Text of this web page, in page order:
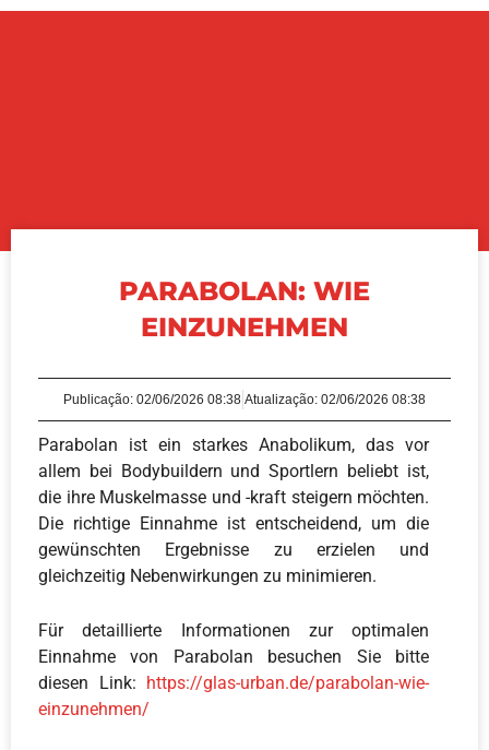
PARABOLAN: WIE
EINZUNEHMEN
Publicação: 02/06/2026 08:38 Atualização: 02/06/2026 08:38
Parabolan ist ein starkes Anabolikum, das vor
allem bei Bodybuildern und Sportlern beliebt ist,
die ihre Muskelmasse und -kraft steigern möchten.
Die richtige Einnahme ist entscheidend, um die
gewünschten Ergebnisse zu erzielen und
gleichzeitig Nebenwirkungen zu minimieren.
Für detaillierte Informationen zur optimalen
Einnahme von Parabolan besuchen Sie bitte
diesen Link: https://glas-urban.de/parabolan-wie-
einzunehmen/